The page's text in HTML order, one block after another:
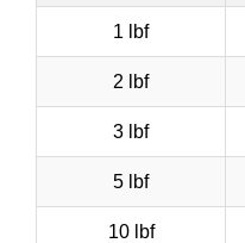
1 lbf
2 lbf
3 lbf
5 lbf
10 lbf